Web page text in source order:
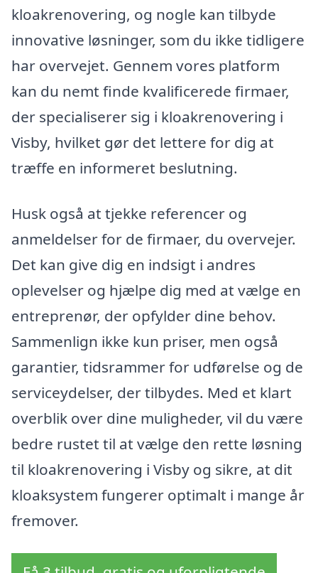
kloakrenovering, og nogle kan tilbyde
innovative løsninger, som du ikke tidligere
har overvejet. Gennem vores platform
kan du nemt finde kvalificerede firmaer,
der specialiserer sig i kloakrenovering i
Visby, hvilket gør det lettere for dig at
træffe en informeret beslutning.
Husk også at tjekke referencer og
anmeldelser for de firmaer, du overvejer.
Det kan give dig en indsigt i andres
oplevelser og hjælpe dig med at vælge en
entreprenør, der opfylder dine behov.
Sammenlign ikke kun priser, men også
garantier, tidsrammer for udførelse og de
serviceydelser, der tilbydes. Med et klart
overblik over dine muligheder, vil du være
bedre rustet til at vælge den rette løsning
til kloakrenovering i Visby og sikre, at dit
kloaksystem fungerer optimalt i mange år
fremover.